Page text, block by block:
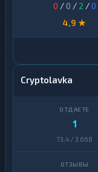
0 / 0 / 2 /0
4,9 ★
Cryptolavka
1
73,4 / 3 668